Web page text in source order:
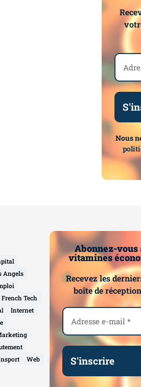
Nous
Angels
French Tech
Internet
Web
Abonnez-vous
vitamines
Recevez les
boîte de